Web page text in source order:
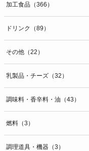
加工食品（366）
ドリンク（89）
その他（22）
乳製品・チーズ（32）
調味料・香辛料・油（43）
燃料（3）
調理道具・機器（3）